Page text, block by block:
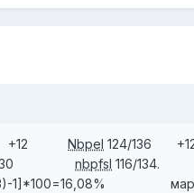
+12 Nbpel 124/
+30 nbpfsl 116/
1]*100=16,08%